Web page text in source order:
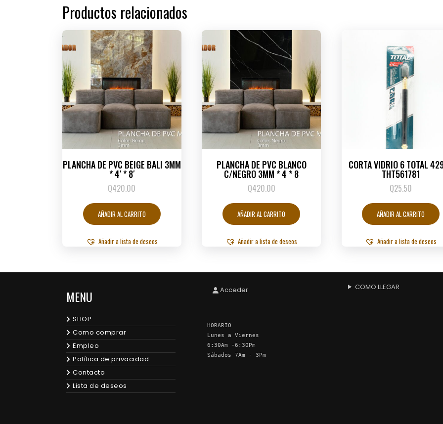
Productos relacionados
PLANCHA DE PVC BEIGE BALI 3MM
* 4′ * 8′
Q420.00
AÑADIR AL CARRITO
Añadir a lista de deseos
PLANCHA DE PVC BLANCO
C/NEGRO 3MM * 4 * 8
Q420.00
AÑADIR AL CARRITO
Añadir a lista de deseos
CORTA VIDRIO 6 TOTAL
THT561781
Q25.50
AÑADIR AL CARRITO
Añadir a lista de deseos
MENU
SHOP
Como comprar
Empleo
Política de privacidad
Contacto
Lista de deseos
Acceder
HORARIO
Lunes a Viernes
6:30Am -6:30Pm
Sábados 7Am - 3Pm
COMO LLEGAR